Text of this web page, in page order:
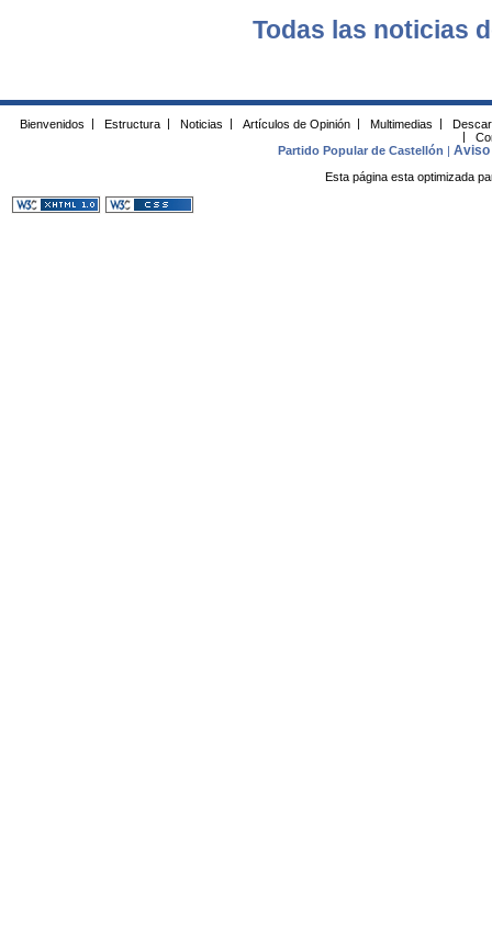
Todas las noticias
Bienvenidos Estructura Noticias Artículos de Opinión Multimedias
Partido Popular de Castellón
|Aviso
Esta página esta optimizada